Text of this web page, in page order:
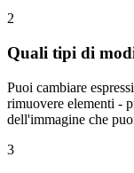
2
Quali tipi di
Puoi cambiare
rimuovere elementi -
dell'immagine che
3